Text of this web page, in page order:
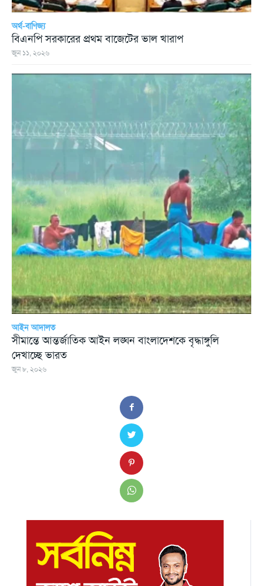
অর্থ-বাণিজ্য
বিএনপি সরকারের প্রথম বাজেটের ভাল খারাপ
জুন ১১, ২০২৬
আইন আদালত
সীমান্তে আন্তর্জাতিক আইন লঙ্ঘন বাংলাদেশকে বৃদ্ধাঙ্গুলি
দেখাচ্ছে ভারত
জুন ৮, ২০২৬